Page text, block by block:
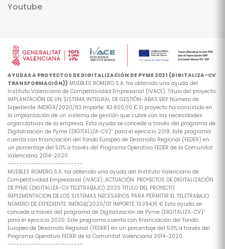
Youtube
AYUDAS A PROYECTOS DE DIGITALIZACIÓN DE PYME 2021 (DIGITALIZA-CV
TRANSFORMACIÓN)) MUEBLES ROMERO S.A. ha obtenido una ayuda del
Instituto Valenciano de Competitividad Empresarial (IVACE). Titulo del proyecto:
IMPLANTACIÓN DE UN SISTEMA INTEGRAL DE GESTIÓN-ABAS ERP Número de
Expediente IMDIGA/2020/83 Importe: 42.800,00 € El proyecto ha consistido en
la implantación de un sistema de gestión que cubre con las necesidades
organizativas de la empresa. Esta ayuda se concede a través del programa de
Digitalización de Pyme (DIGITALIZA-CV)” para el ejercicio 2018. Este programa
cuenta con financiación del Fondo Europeo de Desarrollo Regional (FEDER) en
un porcentaje del 50% a través del Programa Operativo FEDER de la Comunitat
Valenciana 2014-2020.
-------------------------
MUEBLES ROMERO S.A. ha obtenido una ayuda del Instituto Valenciano de
Competitividad Empresarial (IVACE). ACTUACIÓN: PROYECTOS DE DIGITALIZACIÓN
DE PYME (DIGITALIZA-CV TELETRABAJO) 2020 TITULO DEL PROYECTO:
IMPLEMENTACION DE LOS SISTEMAS NECESARIOS PARA PERMITIR EL TELETRABAJO
NÚMERO DE EXPEDIENTE: IMDIGB/2020/131 IMPORTE: 13.394,16 € Esta ayuda se
concede a través del programa de Digitalización de Pyme (DIGITALIZA-CV)”
para el ejercicio 2020. Este programa cuenta con financiación del Fondo
Europeo de Desarrollo Regional (FEDER) en un porcentaje del 50% a través del
Programa Operativo FEDER de la Comunitat Valenciana 2014-2020.
-------------------------